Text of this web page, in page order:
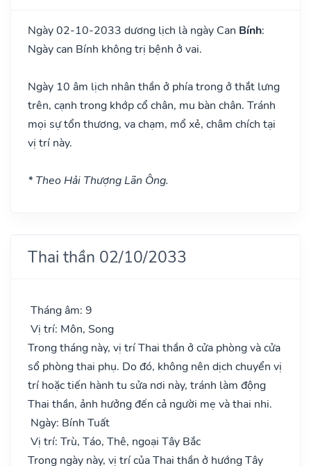
Ngày 02-10-2033 dương lịch là ngày Can Bính:
Ngày can Bính không trị bệnh ở vai.
Ngày 10 âm lịch nhân thần ở phía trong ở thắt lưng
trên, cạnh trong khớp cổ chân, mu bàn chân. Tránh
mọi sự tổn thương, va chạm, mổ xẻ, châm chích tại
vị trí này.
* Theo Hải Thượng Lãn Ông.
Thai thần 02/10/2033
Tháng âm: 9
Vị trí: Môn, Song
Trong tháng này, vị trí Thai thần ở cửa phòng và cửa
sổ phòng thai phụ. Do đó, không nên dịch chuyển vị
trí hoặc tiến hành tu sửa nơi này, tránh làm động
Thai thần, ảnh hưởng đến cả người mẹ và thai nhi.
Ngày: Bính Tuất
Vị trí: Trù, Táo, Thê, ngoại Tây Bắc
Trong ngày này, vị trí của Thai thần ở hướng Tây